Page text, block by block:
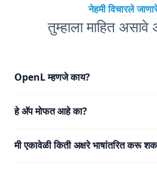
नेहमी विचारले
तुम्हाला माहित असावे
OpenL म्हणजे काय?
हे अ‍ॅप मोफत आहे का?
मी एकावेळी किती अक्षरे भाषांतरित करू